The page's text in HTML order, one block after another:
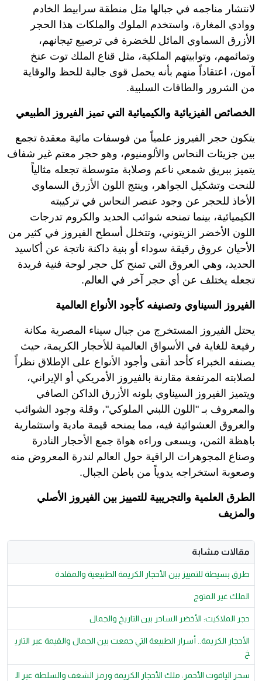
لانتشار مناجمه في جبالها مثل منطقة سرابيط الخادم
ووادي المغارة، واستخدم الملوك والملكات هذا الحجر
الأزرق السماوي المائل للخضرة في ترصيع تيجانهم،
وتمائمهم، وتوابيتهم الملكية، مثل قناع الملك توت عنخ
آمون، اعتقاداً منهم بأنه يحمل قوى جالبة للحظ والوقاية
من الشرور والطاقات السلبية.
الخصائص الفيزيائية والكيميائية التي تميز الفيروز الطبيعي
يتكون حجر الفيروز علمياً من فوسفات مائية معقدة تجمع
بين جزيئات النحاس والألومنيوم، وهو حجر معتم غير شفاف
يتميز ببريق شمعي ناعم وصلابة متوسطة تجعله مثالياً
للنحت وتشكيل الجواهر، وينتج اللون الأزرق السماوي
الأخاذ للحجر عن وجود عنصر النحاس في تركيبته
الكيميائية، بينما تمنحه شوائب الحديد والكروم تدرجات
اللون الأخضر الزيتوني، وتتخلل أسطح الفيروز في كثير من
الأحيان عروق رقيقة سوداء أو بنية داكنة ناتجة عن أكاسيد
الحديد، وهي العروق التي تمنح كل حجر لوحة فنية فريدة
تجعله يختلف عن أي حجر آخر في العالم.
الفيروز السيناوي وتصنيفه كأجود الأنواع العالمية
يحتل الفيروز المستخرج من جبال سيناء المصرية مكانة
رفيعة للغاية في الأسواق العالمية للأحجار الكريمة، حيث
يصنفه الخبراء كأحد أنقى وأجود الأنواع على الإطلاق نظراً
لصلابته المرتفعة مقارنة بالفيروز الأمريكي أو الإيراني،
ويتميز الفيروز السيناوي بلونه الأزرق الداكن الصافي
والمعروف بـ "اللون اللبني الملوكي"، وقلة وجود الشوائب
والعروق العشوائية فيه، مما يمنحه قيمة مادية واستثمارية
باهظة الثمن، ويسعى وراءه هواة جمع الأحجار النادرة
وصناع المجوهرات الراقية حول العالم لندرة المعروض منه
وصعوبة استخراجه يدوياً من باطن الجبال.
الطرق العلمية والتجريبية للتمييز بين الفيروز الأصلي
والمزيف
مقالات مشابة
طرق بسيطة للتمييز بين الأحجار الكريمة الطبيعية والمقلدة
الملك غير المتوج
حجر الملاكيت: الأخضر الساحر بين التاريخ والجمال
الأحجار الكريمة.. أسرار الطبيعة التي جمعت بين الجمال والقيمة عبر التاري
خ
​سحر الياقوت الأحمر: ملك الأحجار الكريمة ورمز الشغف والسلطة عبر ال